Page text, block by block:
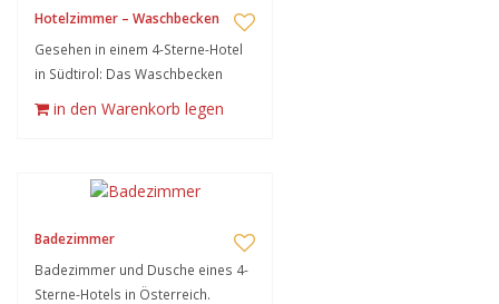
Hotelzimmer – Waschbecken
Gesehen in einem 4-Sterne-Hotel
in Südtirol: Das Waschbecken
in den Warenkorb legen
Badezimmer
Badezimmer und Dusche eines 4-
Sterne-Hotels in Österreich.